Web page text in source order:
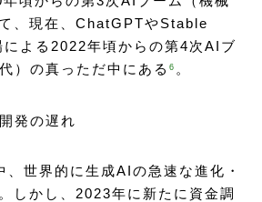
、現在、ChatGPTやStable
よる2022年頃からの第4次AIブ
）の真っただ中にある6 。
発の遅れ
世界的に生成AIの急速な進化・
しかし、2023年に新たに資金調